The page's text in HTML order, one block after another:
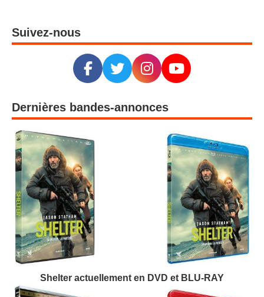
Suivez-nous
Dernières bandes-annonces
Shelter actuellement en DVD et BLU-RAY